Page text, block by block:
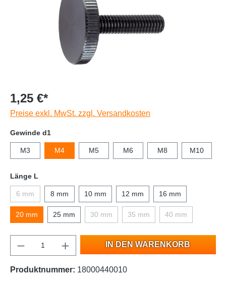
1,25 €*
Preise exkl. MwSt. zzgl. Versandkosten
Gewinde d1
M3 M4 M5 M6 M8 M10
Länge L
6 mm 8 mm 10 mm 12 mm 16 mm
20 mm 25 mm 30 mm 35 mm 40 mm
IN DEN WARENKORB
Produktnummer: 18000440010